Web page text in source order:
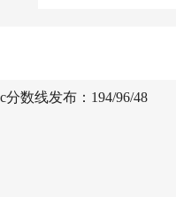
数线发布：194/96/48